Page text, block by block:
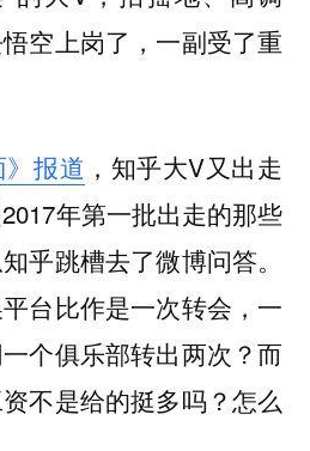
空上岗了，一副受了重
》报道 ，知乎大V又出走
年第一批出走的那些
乎跳槽去了微博问答。
台比作是一次转会，一
个俱乐部转出两次？而
不是给的挺多吗？怎么